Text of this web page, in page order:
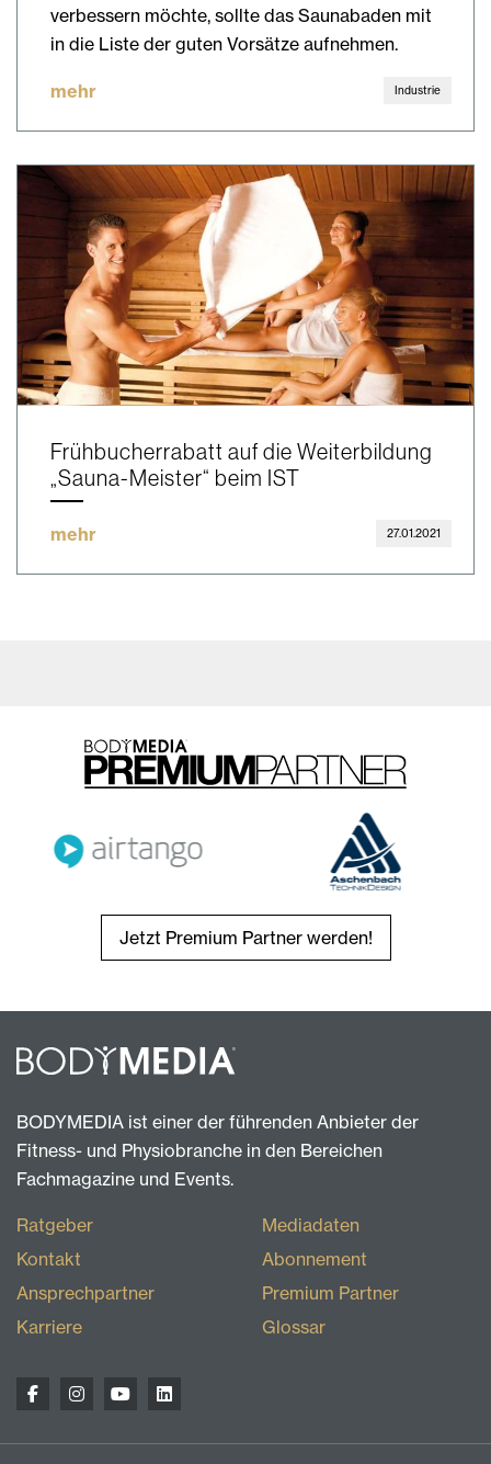
verbessern möchte, sollte das Saunabaden mit
in die Liste der guten Vorsätze aufnehmen.
mehr Industrie
Frühbucherrabatt auf die Weiterbildung
„Sauna-Meister“ beim IST
mehr 27.01.2021
Jetzt Premium Partner werden!
BODYMEDIA ist einer der führenden Anbieter der
Fitness- und Physiobranche in den Bereichen
Fachmagazine und Events.
Ratgeber
Kontakt
Ansprechpartner
Karriere
Mediadaten
Abonnement
Premium Partner
Glossar